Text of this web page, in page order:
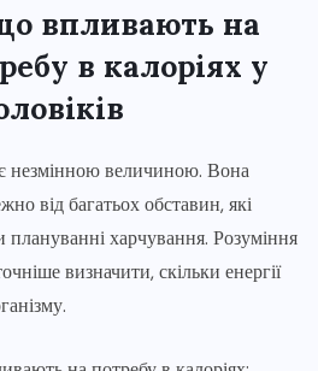
впливають на
в калоріях у
незмінною величиною. Вона
від багатьох обставин, які
харчування. Розуміння
визначити, скільки енергії